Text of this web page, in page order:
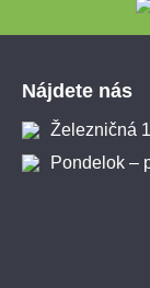
Nájdete nás
Železničná
Pondelok –